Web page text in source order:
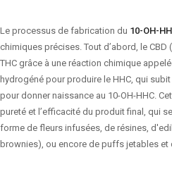
Le processus de fabrication du 10-OH-
chimiques précises. Tout d’abord, le
THC grâce à une réaction chimique
hydrogéné pour produire le HHC, qui
pour donner naissance au 10-OH-HHC.
pureté et l’efficacité du produit final, qui
forme de fleurs infusées, de résines,
brownies), ou encore de puffs jetables et